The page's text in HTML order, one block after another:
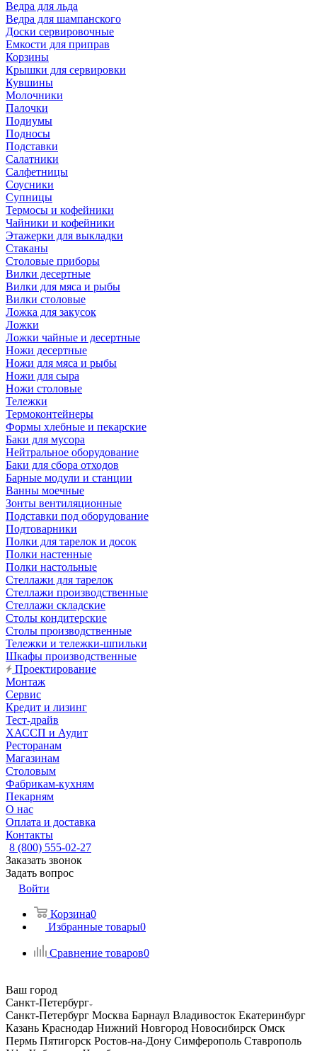
Ведра для льда
Ведра для шампанского
Доски сервировочные
Емкости для приправ
Корзины
Крышки для сервировки
Кувшины
Молочники
Палочки
Подиумы
Подносы
Подставки
Салатники
Салфетницы
Соусники
Супницы
Термосы и кофейники
Чайники и кофейники
Этажерки для выкладки
Стаканы
Столовые приборы
Вилки десертные
Вилки для мяса и рыбы
Вилки столовые
Ложка для закусок
Ложки
Ложки чайные и десертные
Ножи десертные
Ножи для мяса и рыбы
Ножи для сыра
Ножи столовые
Тележки
Термоконтейнеры
Формы хлебные и пекарские
Баки для мусора
Нейтральное оборудование
Баки для сбора отходов
Барные модули и станции
Ванны моечные
Зонты вентиляционные
Подставки под оборудование
Подтоварники
Полки для тарелок и досок
Полки настенные
Полки настольные
Стеллажи для тарелок
Стеллажи производственные
Стеллажи складские
Столы кондитерские
Столы производственные
Тележки и тележки-шпильки
Шкафы производственные
Проектирование
Монтаж
Сервис
Кредит и лизинг
Тест-драйв
ХАССП и Аудит
Ресторанам
Магазинам
Столовым
Фабрикам-кухням
Пекарням
О нас
Оплата и доставка
Контакты
8 (800) 555-02-27
Заказать звонок
Задать вопрос
Войти
Корзина0
Избранные товары0
Сравнение товаров0
Ваш город
Санкт-Петербург
Санкт-Петербург Москва Барнаул Владивосток Екатеринбург
Казань Краснодар Нижний Новгород Новосибирск Омск
Пермь Пятигорск Ростов-на-Дону Симферополь Ставрополь